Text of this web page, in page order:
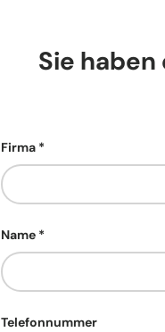
Sie
Firma
Name
Telefonnummer